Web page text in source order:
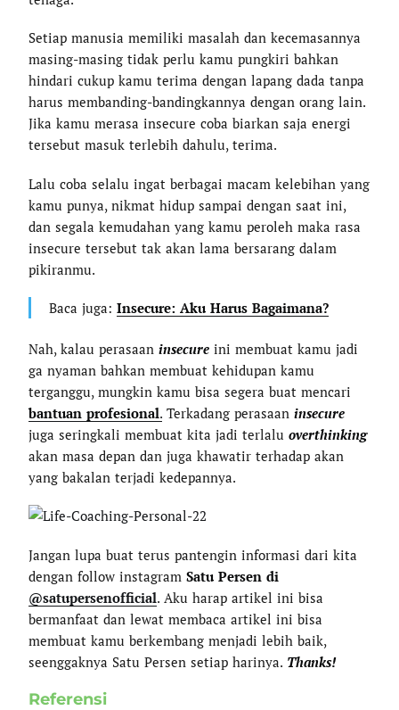
Setiap manusia memiliki masalah dan kecemasannya
masing-masing tidak perlu kamu pungkiri bahkan
hindari cukup kamu terima dengan lapang dada tanpa
harus membanding-bandingkannya dengan orang lain.
Jika kamu merasa insecure coba biarkan saja energi
tersebut masuk terlebih dahulu, terima.
Lalu coba selalu ingat berbagai macam kelebihan yang
kamu punya, nikmat hidup sampai dengan saat ini,
dan segala kemudahan yang kamu peroleh maka rasa
insecure tersebut tak akan lama bersarang dalam
pikiranmu.
Baca juga: Insecure: Aku Harus Bagaimana?
Nah, kalau perasaaninsecure ini membuat kamu jadi
ga nyaman bahkan membuat kehidupan kamu
terganggu, mungkin kamu bisa segera buat mencari
bantuan profesional. Terkadang perasaaninsecure
juga seringkali membuat kita jadi terlaluoverthinking
akan masa depan dan juga khawatir terhadap akan
yang bakalan terjadi kedepannya.
Jangan lupa buat terus pantengin informasi dari kita
dengan follow instagramSatu Persen di
@satupersenofficial. Aku harap artikel ini bisa
bermanfaat dan lewat membaca artikel ini bisa
membuat kamu berkembang menjadi lebih baik,
seenggaknya Satu Persen setiap harinya. Thanks!
Referensi